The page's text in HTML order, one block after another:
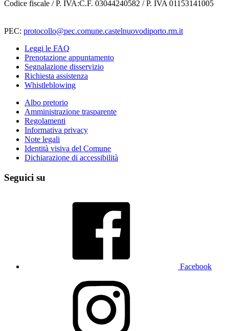
Codice fiscale / P. IVA:C.F. 03044240582 / P. IVA 01153141005
PEC: protocollo@pec.comune.castelnuovodiporto.rm.it
Leggi le FAQ
Prenotazione appuntamento
Segnalazione disservizio
Richiesta assistenza
Whistleblowing
Albo pretorio
Amministrazione trasparente
Regolamenti
Informativa privacy
Note legali
Identità visiva del Comune
Dichiarazione di accessibilità
Seguici su
Facebook